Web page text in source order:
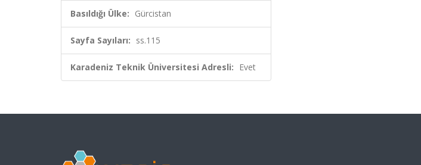
Basıldığı Ülke: Gürcistan
Sayfa Sayıları: ss.115
Karadeniz Teknik Üniversitesi Adresli: Evet